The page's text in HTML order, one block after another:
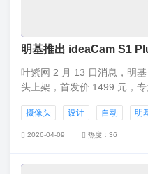
明基推出 ideaCam S1
叶紫网 2 月 13 日消息，明
头上架，首发价 1499 元，
转”功能，可自动监控和校正
实现“自动拍人
摄像头 设计 自动 明
2026-04-09 热度：36